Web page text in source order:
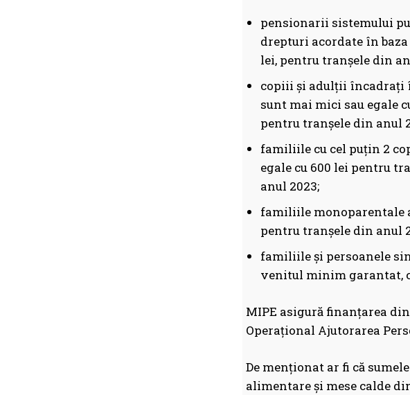
pensionarii sistemului
drepturi acordate în
lei, pentru tranșele din
copiii și adulții încadrați
sunt mai mici sau egale
pentru tranșele din anul
familiile cu cel puțin 2
egale cu 600 lei pentru
anul 2023;
familiile monoparentale
pentru tranșele din anul
familiile și persoanele
venitul minim garantat,
MIPE asigură finanțarea
Operațional Ajutorarea
De menționat ar fi că
alimentare şi mese calde